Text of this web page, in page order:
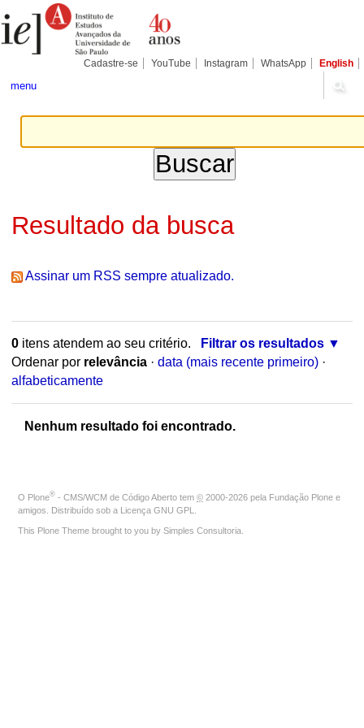
para
conteúdo.
Pessoais
Cadastre-se YouTube Instagram WhatsApp English
menu
Resultado da busca
Assinar um RSS sempre atualizado.
0itens atendem ao seu critério.
Filtrar os resultados
Ordenar por relevância · data (mais recente primeiro) ·
alfabeticamente
Nenhum resultado foi encontrado.
O Plone® - CMS/WCM de Código Aberto tem © 2000-2026 pela Fundação Plone e
amigos. Distribuído sob a Licença GNU GPL
This Plone Theme brought to you by Simples Consultoria